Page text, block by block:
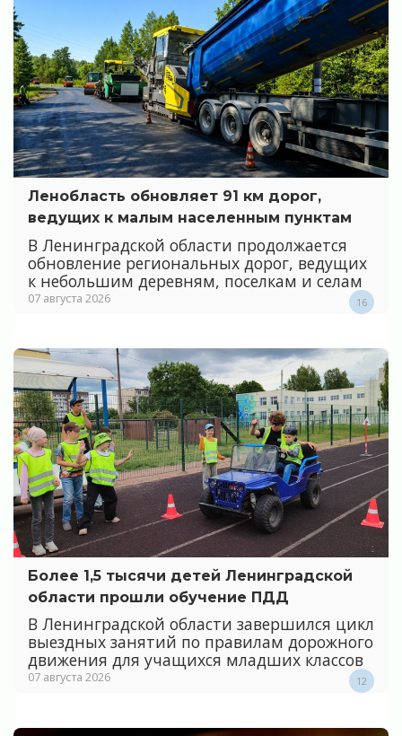
Ленобласть обновляет 91 км дорог,
ведущих к малым населенным пунктам
В Ленинградской области продолжается
обновление региональных дорог, ведущих
к небольшим деревням, поселкам и селам
07 августа 2026 16
Более 1,5 тысячи детей Ленинградской
области прошли обучение ПДД
В Ленинградской области завершился цикл
выездных занятий по правилам дорожного
движения для учащихся младших классов
07 августа 2026 12